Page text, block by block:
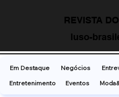
REVISTA
luso-
Em Destaque Negócios
Entretenimento
Eventos